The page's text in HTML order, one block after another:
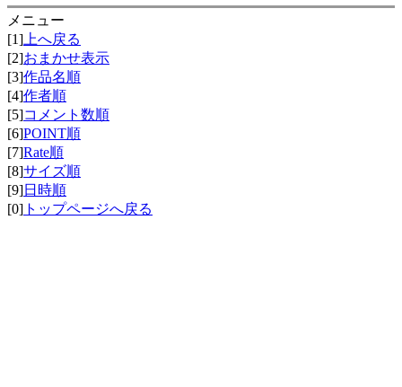
メニュー
[1] 上へ戻る
[2]おまかせ表示
[3]作品名順
[4]作者順
[5]コメント数順
[6]POINT順
[7]Rate順
[8]サイズ順
[9]日時順
[0] トップページへ戻る